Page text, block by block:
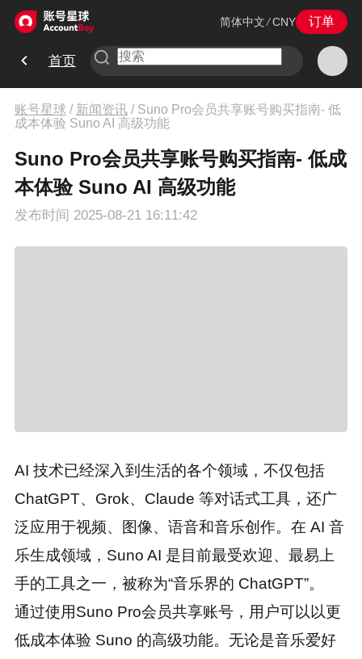
简体中文 /CNY 订单
首页
账号星球 / 新闻资讯/ Suno Pro会员共享账号购买指南- 低
成本体验 Suno AI 高级功能
Suno Pro会员共享账号购买指南- 低成
本体验 Suno AI 高级功能
发布时间 2025-08-21 16:11:42
AI 技术已经深入到生活的各个领域，不仅包括
ChatGPT、Grok、Claude 等对话式工具，还广
泛应用于视频、图像、语音和音乐创作。在 AI 音
乐生成领域，Suno AI 是目前最受欢迎、最易上
手的工具之一，被称为“音乐界的 ChatGPT”。
通过使用Suno Pro会员共享账号，用户可以以更
低成本体验 Suno 的高级功能。无论是音乐爱好